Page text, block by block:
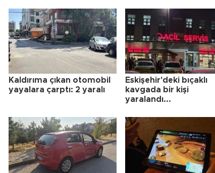
Kaldırıma çıkan otomobil
yayalara çarptı: 2 yaralı
Eskişehir'deki bıçaklı
kavgada bir kişi
yaralandı...